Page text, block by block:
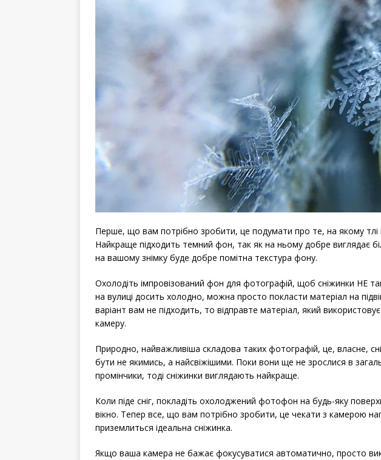
Перше, що вам потрібно зробити, це подумати про те, на якому тлі
Найкраще підходить темний фон, так як на ньому добре виглядає
на вашому знімку буде добре помітна текстура фону.
Охолодіть імпровізований фон для фотографій, щоб сніжинки НЕ
на вулиці досить холодно, можна просто покласти матеріал на
варіант вам не підходить, то відправте матеріал, який
камеру.
Природно, найважливіша складова таких фотографій, це, власне,
бути не якимись, а найсвіжішими. Поки вони ще не зрослися в
промінчики, тоді сніжинки виглядають найкраще.
Коли піде сніг, покладіть охолоджений фотофон на будь-яку
вікно. Тепер все, що вам потрібно зробити, це чекати з камерою
приземлиться ідеальна сніжинка.
Якщо ваша камера не бажає фокусуватися автоматично, просто